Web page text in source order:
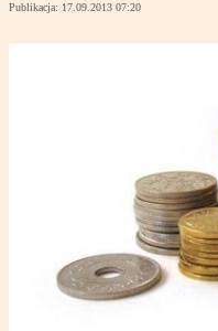
Publikacja: 17.09.2013 07:20